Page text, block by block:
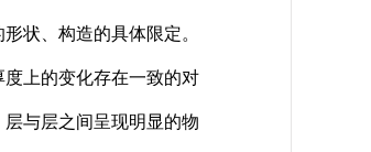
状、构造的具体限定。
上的变化存在一致的对
与层之间呈现明显的物